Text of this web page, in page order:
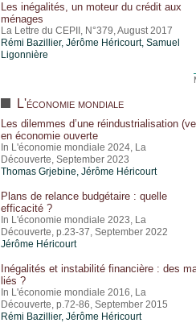
Les inégalités, un moteur du crédit aux
ménages
La Lettre du CEPII, N°379, August 2017
Rémi Bazillier, Jérôme Héricourt, Samuel
Ligonnière
L'économie mondiale
Les dilemmes d’une réindustrialisation
en économie ouverte
In L'économie mondiale 2024, La
Découverte, September 2023
Thomas Grjebine, Jérôme Héricourt
Plans de relance budgétaire : quelle
efficacité ?
In L'économie mondiale 2023, La
Découverte, p.23-37, September 2022
Jérôme Héricourt
Inégalités et instabilité financière : des
liés ?
In L'économie mondiale 2016, La
Découverte, p.72-86, September 2015
Rémi Bazillier, Jérôme Héricourt